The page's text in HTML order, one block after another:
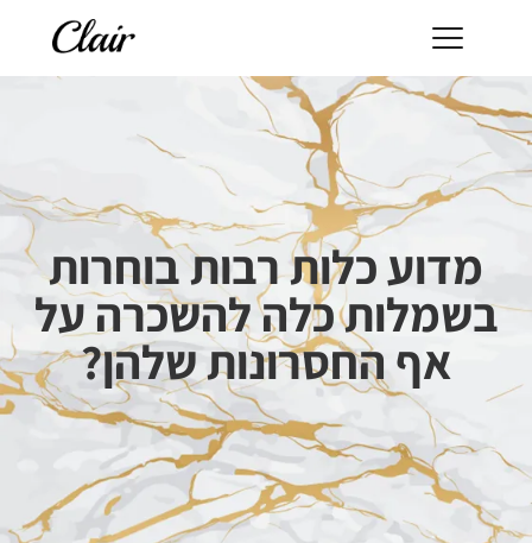
מדוע כלות רבות בוחרות
בשמלות כלה להשכרה על
אף החסרונות שלהן?